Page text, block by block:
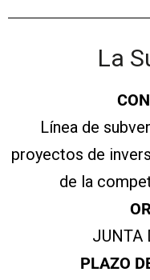
La
Línea de
proyectos de
de la
JUNTA
PLAZO